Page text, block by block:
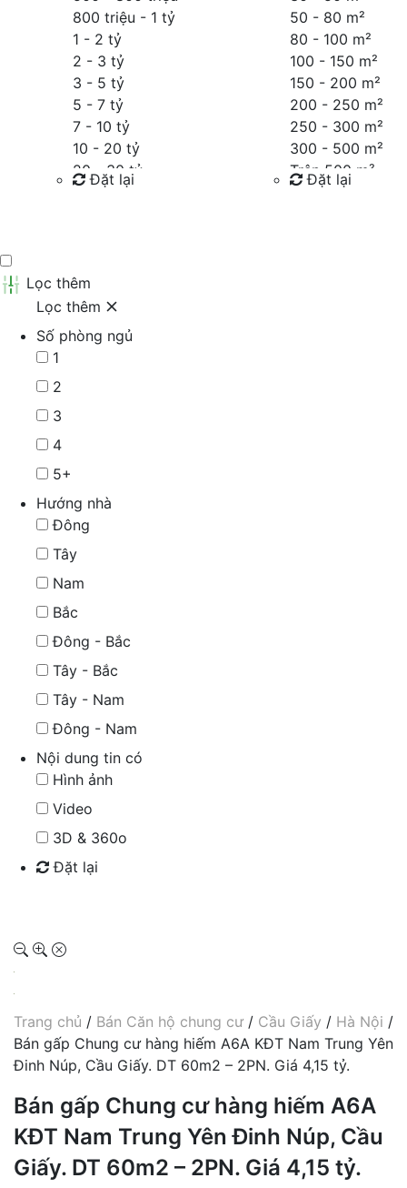
800 triệu - 1 tỷ
1 - 2 tỷ
2 - 3 tỷ
3 - 5 tỷ
5 - 7 tỷ
7 - 10 tỷ
10 - 20 tỷ
20 - 30 tỷ
30 - 40 tỷ
Đặt lại
50 - 80 m²
80 - 100 m²
100 - 150 m²
150 - 200 m²
200 - 250 m²
250 - 300 m²
300 - 500 m²
Trên 500 m²
Đặt lại
Lọc thêm
Lọc thêm
Số phòng ngủ
1
2
3
4
5+
Hướng nhà
Đông
Tây
Nam
Bắc
Đông - Bắc
Tây - Bắc
Tây - Nam
Đông - Nam
Nội dung tin có
Hình ảnh
Video
3D & 360o
Đặt lại
Trang chủ / Bán Căn hộ chung cư / Cầu Giấy / Hà Nội /
Bán gấp Chung cư hàng hiếm A6A KĐT Nam Trung Yên
Đinh Núp, Cầu Giấy. DT 60m2 – 2PN. Giá 4,15 tỷ.
Bán gấp Chung cư hàng hiếm A6A
KĐT Nam Trung Yên Đinh Núp, Cầu
Giấy. DT 60m2 – 2PN. Giá 4,15 tỷ.